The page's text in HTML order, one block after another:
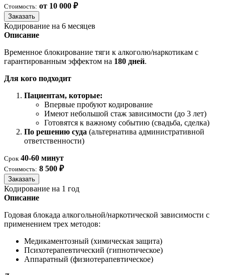
Стоимость: от 10 000 ₽
Заказать
Кодирование на 6 месяцев
Описание
Временное блокирование тяги к алкоголю/наркотикам с
гарантированным эффектом на 180 дней.
Для кого подходит
Пациентам, которые:
Впервые пробуют кодирование
Имеют небольшой стаж зависимости (до 3 лет)
Готовятся к важному событию (свадьба, сделка)
По решению суда (альтернатива административной
ответственности)
Срок 40-60 минут
Стоимость: 8 500 ₽
Заказать
Кодирование на 1 год
Описание
Годовая блокада алкогольной/наркотической зависимости с
применением трех методов:
Медикаментозный (химическая защита)
Психотерапевтический (гипнотическое)
Аппаратный (физиотерапевтическое)